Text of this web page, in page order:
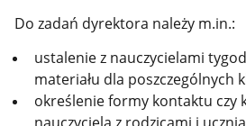
Do zadań dyrektora należy m.in.:
ustaleniez nauczycielami
materiału dla poszczególnych
określenie formy kontaktu czy